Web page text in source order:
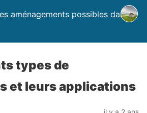
aménagements possibles dans
types de
et leurs applications